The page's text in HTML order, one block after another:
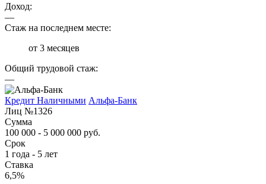
Доход:
—
Стаж на последнем месте:
от 3 месяцев
Общий трудовой стаж:
—
Кредит Наличными Альфа-Банк
Лиц №1326
Сумма
100 000 - 5 000 000 руб.
Срок
1 года - 5 лет
Ставка
6,5%